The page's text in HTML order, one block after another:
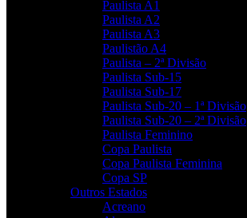
Paulista A1
Paulista A2
Paulista A3
Paulistão A4
Paulista – 2ª Divisão
Paulista Sub-15
Paulista Sub-17
Paulista Sub-20 – 1ª Divisão
Paulista Sub-20 – 2ª Divisão
Paulista Feminino
Copa Paulista
Copa Paulista Feminina
Copa SP
Outros Estados
Acreano